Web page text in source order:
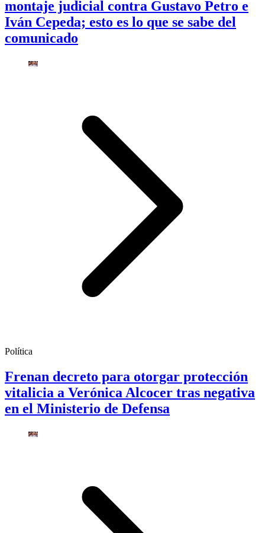
montaje judicial contra Gustavo Petro e
Iván Cepeda; esto es lo que se sabe del
comunicado
Política
Frenan decreto para otorgar protección
vitalicia a Verónica Alcocer tras negativa
en el Ministerio de Defensa